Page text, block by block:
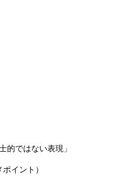
的ではない表現」
イント）